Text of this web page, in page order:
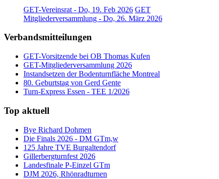
GET-Vereinsrat - Do, 19. Feb 2026 GET
Mitgliederversammlung - Do, 26. März 2026
Verbandsmitteilungen
GET-Vorsitzende bei OB Thomas Kufen
GET-Mitgliederversammlung 2026
Instandsetzen der Bodenturnfläche Montreal
80. Geburtstag von Gerd Gente
Turn-Express Essen - TEE 1/2026
Top aktuell
Bye Richard Dohmen
Die Finals 2026 - DM GTm,w
125 Jahre TVE Burgaltendorf
Gillerbergturnfest 2026
Landesfinale P-Einzel GTm
DJM 2026, Rhönradturnen